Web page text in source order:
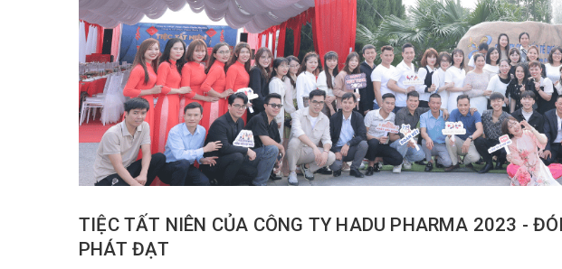
TIỆC TẤT NIÊN CỦA CÔNG TY HADU PHARMA 2023 -
PHÁT ĐẠT